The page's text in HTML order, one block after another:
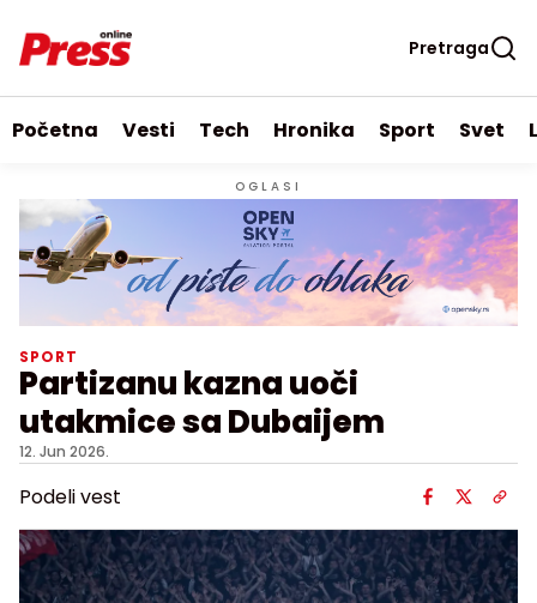
Pretraga
Početna Vesti Tech Hronika Sport Svet
OGLASI
SPORT
Partizanu kazna uoči
utakmice sa Dubaijem
12. Jun 2026.
Podeli vest